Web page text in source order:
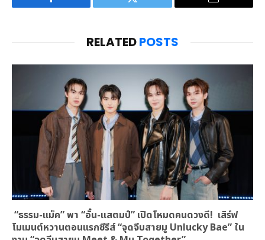
Facebook Twitter Email
RELATEDPOSTS
“ธรรม-แม็ค” พา “อั๋น-แสตมป์” เปิดโหมดคนดวงดี! เสิร์ฟ
โมเมนต์หวานตอนแรกซีรีส์ “จุดจีบสายมู Unlucky Bae” ใน